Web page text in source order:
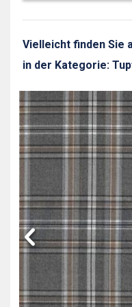
Vielleicht finden Sie
in der Kategorie: